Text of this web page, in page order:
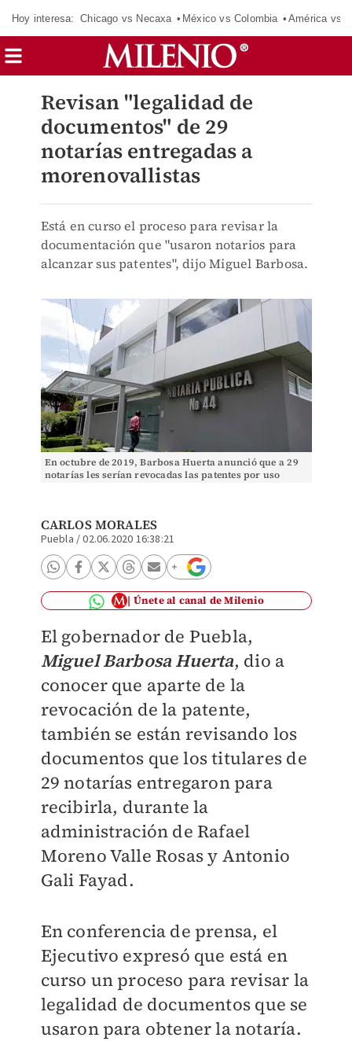
Hoy interesa: Chicago vs Necaxa México vs Colombia América vs
Revisan "legalidad de
documentos" de 29
notarías entregadas a
morenovallistas
Está en curso el proceso para revisar la
documentación que "usaron notarios para
alcanzar sus patentes", dijo Miguel Barbosa.
En octubre de 2019, Barbosa Huerta anunció que a 29
notarías les serían revocadas las patentes por uso
CARLOS MORALES
Puebla /02.06.2020 16:38:21
Únete al canal de Milenio
El gobernador de Puebla,
Miguel Barbosa Huerta, dio a
conocer que aparte de la
revocación de la patente,
también se están revisando los
documentos que los titulares de
29 notarías entregaron para
recibirla, durante la
administración de Rafael
Moreno Valle Rosas y Antonio
Gali Fayad.
En conferencia de prensa, el
Ejecutivo expresó que está en
curso un proceso para revisar la
legalidad de documentos que se
usaron para obtener la notaría.